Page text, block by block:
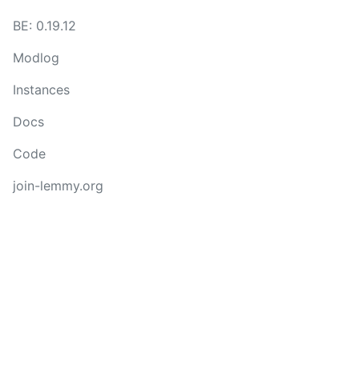
BE: 0.19.12
Modlog
Instances
Docs
Code
join-lemmy.org